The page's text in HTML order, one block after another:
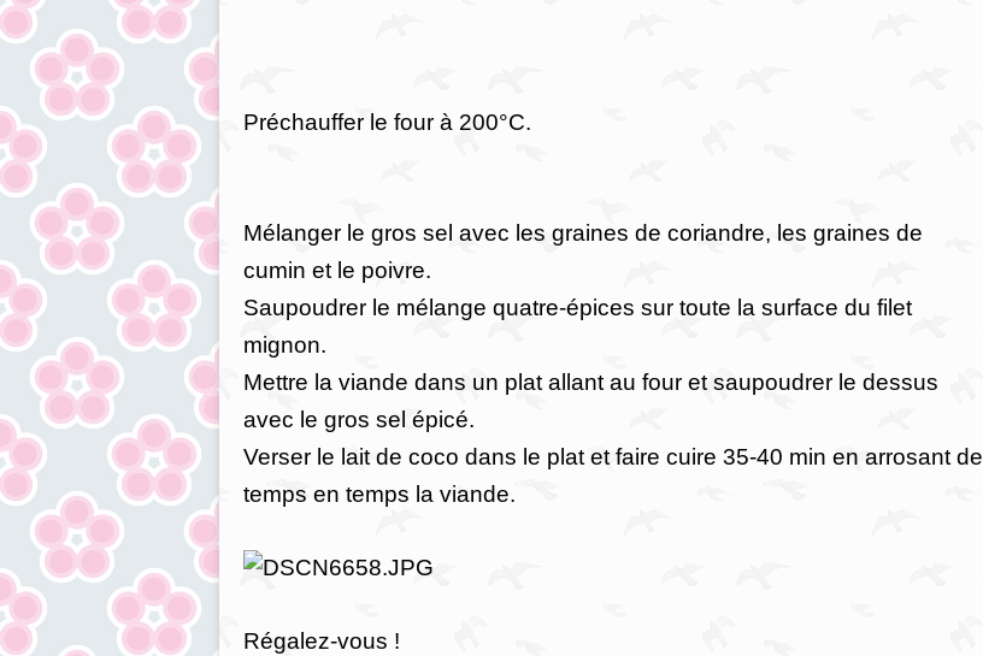
Préchauffer le four à 200°C.
Mélanger le gros sel avec les graines de coriandre, les graines de
cumin et le poivre.
Saupoudrer le mélange quatre-épices sur toute la surface du filet
mignon.
Mettre la viande dans un plat allant au four et saupoudrer le dessus
avec le gros sel épicé.
Verser le lait de coco dans le plat et faire cuire 35-40 min en arrosant de
temps en temps la viande.
Régalez-vous !